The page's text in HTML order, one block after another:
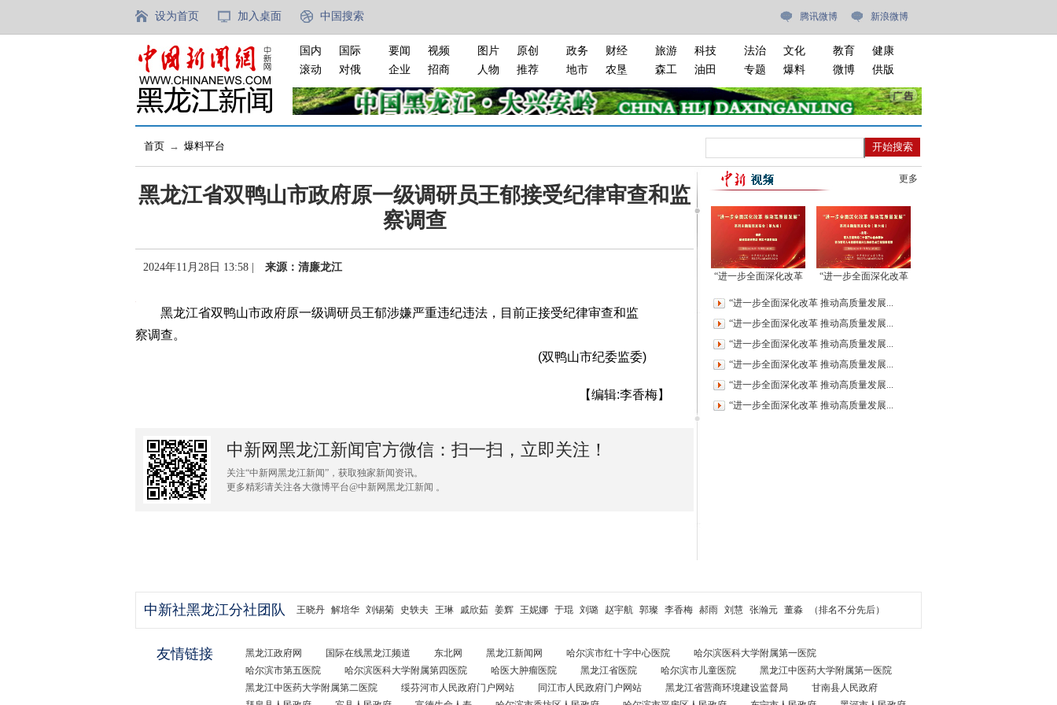
设为首页 加入桌面 中国搜索 腾讯微博 新浪微博
国内
国际
滚动
对俄
要闻
视频
企业
招商
图片
原创
人物
推荐
政务
财经
地市
农垦
旅游
科技
森工
油田
法治
文化
专题
爆料
教育
健康
微博
供版
首页 → 爆料平台
黑龙江省双鸭山市政府原一级调研员王郁接受纪律审查和监
察调查
2024年11月28日 13:58 | 来源：清廉龙江
黑龙江省双鸭山市政府原一级调研员王郁涉嫌严重违纪违法，目前正接受纪律审查和监
察调查。
(双鸭山市纪委监委)
【编辑:李香梅】
中新网黑龙江新闻官方微信：扫一扫，立即关注！
关注“中新网黑龙江新闻”，获取独家新闻资讯。
更多精彩请关注各大微博平台@中新网黑龙江新闻 。
更多
“进一步全面深化改革
主题新闻发布会(第九
场)
“进一步全面深化改革
主题新闻发布会(第六
场)
“进一步全面深化改革 推动高质量发展...
“进一步全面深化改革 推动高质量发展...
“进一步全面深化改革 推动高质量发展...
“进一步全面深化改革 推动高质量发展...
“进一步全面深化改革 推动高质量发展...
“进一步全面深化改革 推动高质量发展...
中新社黑龙江分社团队 王晓丹 解培华 刘锡菊 史轶夫 王琳 戚欣茹 姜辉 王妮娜 于琨 刘璐 赵宇航 郭璨 李香梅 郝雨 刘慧 张瀚元 董淼 （排名不分先后）
友情链接 黑龙江政府网 国际在线黑龙江频道 东北网 黑龙江新闻网 哈尔滨市红十字中心医院
哈尔滨医科大学附属第一医院
哈尔滨市第五医院
哈尔滨医科大学附属第四医院 哈医大肿瘤医院 黑龙江省医院 哈尔滨市儿童医院
黑龙江中医药大学附属第一医院
黑龙江中医药大学附属第二医院
绥芬河市人民政府门户网站 同江市人民政府门户网站 黑龙江省营商环境建设监督局
甘南县人民政府